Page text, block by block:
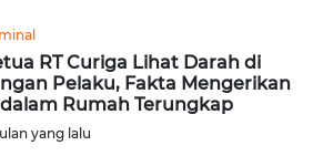
RT Curiga Lihat Darah di
Pelaku, Fakta Mengerikan
Rumah Terungkap
yang lalu